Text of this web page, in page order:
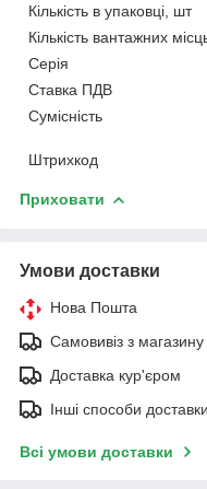
Кількість в упаковці, шт
Кількість вантажних
Серія
Ставка ПДВ
Сумісність
Штрихкод
Приховати
Умови доставки
Нова Пошта
Самовивіз з магазину
Доставка кур'єром
Інші способи доставки.
Всі умови доставки